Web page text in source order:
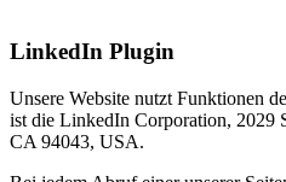
LinkedIn Plugin
Unsere Website nutzt Funktionen
ist die LinkedIn Corporation, 2029
CA 94043, USA.